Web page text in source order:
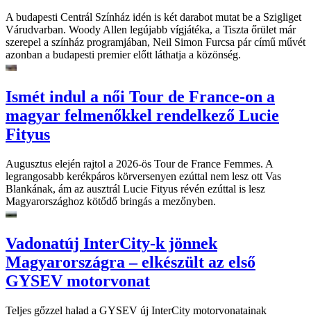
A budapesti Centrál Színház idén is két darabot mutat be a Szigliget
Várudvarban. Woody Allen legújabb vígjátéka, a Tiszta őrület már
szerepel a színház programjában, Neil Simon Furcsa pár című művét
azonban a budapesti premier előtt láthatja a közönség.
Ismét indul a női Tour de France-on a
magyar felmenőkkel rendelkező Lucie
Fityus
Augusztus elején rajtol a 2026-ös Tour de France Femmes. A
legrangosabb kerékpáros körversenyen ezúttal nem lesz ott Vas
Blankának, ám az ausztrál Lucie Fityus révén ezúttal is lesz
Magyarországhoz kötődő bringás a mezőnyben.
Vadonatúj InterCity-k jönnek
Magyarországra – elkészült az első
GYSEV motorvonat
Teljes gőzzel halad a GYSEV új InterCity motorvonatainak